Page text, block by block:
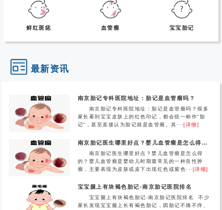
鲜红斑痣 血管瘤 宝宝胎记
最新资讯
南京胎记专科医院地址：胎记是血管瘤吗？
南京胎记专科医院地址：胎记是血管瘤吗？很多
家长看到宝宝皮肤上的红色印记，都会统一称作“胎
记”，甚至直接认为胎记就是血管瘤。其···[详细]
南京胎记医生哪里好点？婴儿血管瘤是怎么得的？
南京胎记医生哪里好点？婴儿血管瘤是怎么得
的？婴儿血管瘤是婴幼儿时期最常见的一种良性肿
瘤，主要表现为皮肤或皮下出现红色或紫色···[详细]
宝宝腿上有块褐色胎记-南京胎记医院排名
宝宝腿上有块褐色胎记-南京胎记医院排名 不少
家长发现宝宝腿上长有褐色胎记，因胎记不痛不痒、